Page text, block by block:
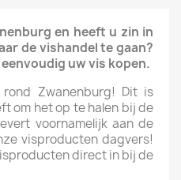
en heeft u zin in
de vishandel te gaan?
uw vis kopen.
Zwanenburg! Dit is
om het op te halen bij de
voornamelijk aan de
visproducten dagvers!
direct in bij de